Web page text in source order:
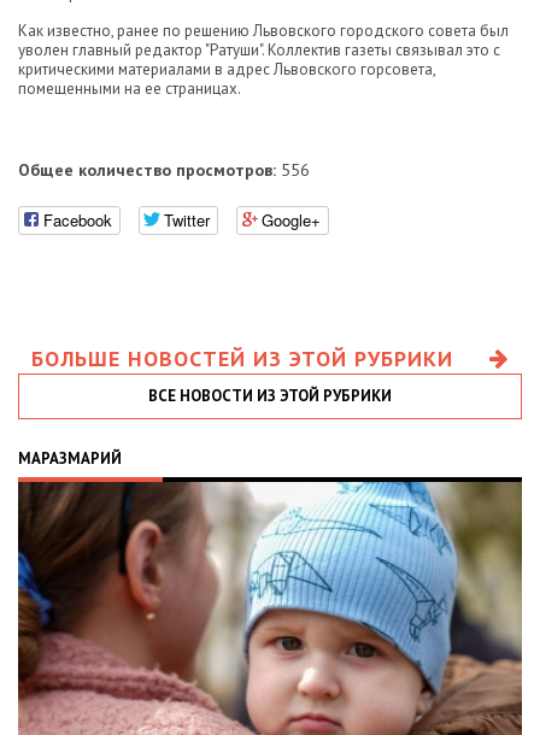
Как известно, ранее по решению Львовского городского совета был
уволен главный редактор "Ратуши". Коллектив газеты связывал это с
критическими материалами в адрес Львовского горсовета,
помещенными на ее страницах.
Общее количество просмотров: 556
Facebook Twitter Google+
БОЛЬШЕ НОВОСТЕЙ ИЗ ЭТОЙ РУБРИКИ
ВСЕ НОВОСТИ ИЗ ЭТОЙ РУБРИКИ
МАРАЗМАРИЙ